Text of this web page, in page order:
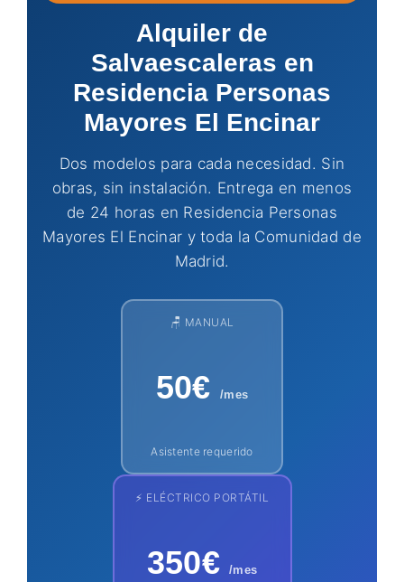
Alquiler de
Salvaescaleras en
Residencia Personas
Mayores El Encinar
Dos modelos para cada necesidad. Sin
obras, sin instalación. Entrega en menos
de 24 horas en Residencia Personas
Mayores El Encinar y toda la Comunidad de
Madrid.
🪑 MANUAL
50€ /mes
Asistente requerido
⚡ ELÉCTRICO PORTÁTIL
350€/mes